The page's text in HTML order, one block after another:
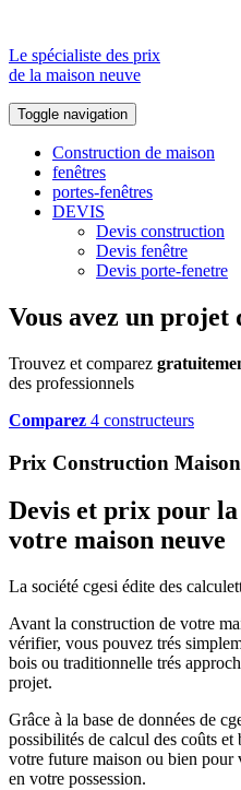
Le spécialiste des prix
de la maison neuve
Toggle navigation
Construction de maison
fenêtres
portes-fenêtres
DEVIS
Devis construction
Devis fenêtre
Devis porte-fenetre
Vous avez un projet
Trouvez et comparez
des professionnels
Comparez 4 constructeurs
Prix Construction
Devis et prix pour
votre maison neuve
La société cgesi édite des
Avant la construction de votre
vérifier, vous pouvez trés
bois ou traditionnelle trés
projet.
Grâce à la base de données de
possibilités de calcul des coûts
votre future maison ou bien pour
en votre possession.